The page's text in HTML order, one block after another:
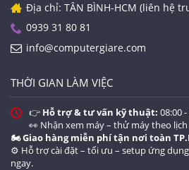
Địa chỉ: TÂN BÌNH-HCM (liên hệ
0939 31 80 81
info@computergiare.com
THỜI GIAN LÀM VIỆC
👉 Hỗ trợ & tư vấn kỹ thuật: 08:00
👀 Nhận xem máy – thử máy theo
🏍️ Giao hàng miễn phí tận nơi toàn
⚙️ Hỗ trợ cài đặt – tối ưu – setup ứng
ngay.